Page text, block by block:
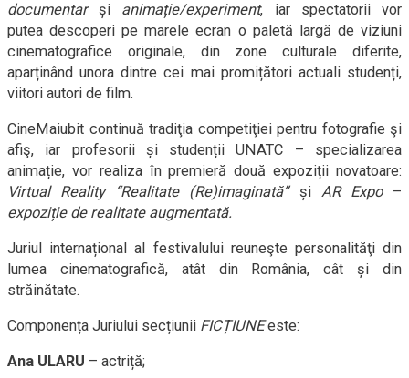
documentarși animație/experiment, iar spectatorii vor
putea descoperi pe marele ecran o paletă largă de viziuni
cinematografice originale, din zone culturale diferite,
aparținând unora dintre cei mai promițători actuali studenți,
viitori autori de film.
CineMaiubit continuă tradiţia competiţiei pentru fotografie şi
afiş, iar profesorii și studenții UNATC – specializarea
animație, vor realiza în premieră două expoziții novatoare:
Virtual Reality “Realitate (Re)imaginată” și AR Expo–
expoziție de realitate augmentată.
Juriul internațional al festivalului reuneşte personalităţi din
lumea cinematografică, atât din România, cât și din
străinătate.
Componența Juriului secțiunii FICȚIUNEeste:
Ana ULARU – actriță;